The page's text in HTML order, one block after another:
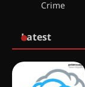
Crime
Latest